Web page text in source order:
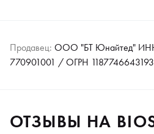
Продавец: ООО "БТ Юнайтед"
770901001 / ОГРН 1187746643193
ОТЗЫВЫ НА